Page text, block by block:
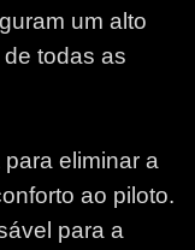
um alto
todas as
eliminar a
ao piloto.
para a